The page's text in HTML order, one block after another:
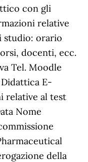
con gli
relative
studio: orario
docenti, ecc.
Tel. Moodle
E-
relative al test
Nome
della